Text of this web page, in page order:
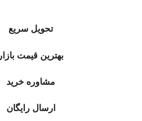
تحویل سریع
بهترین قیمت بازار
مشاوره خرید
ارسال رایگان